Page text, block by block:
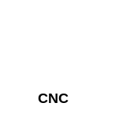
CNC